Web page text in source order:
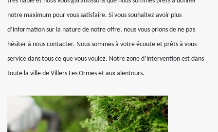
notre maximum pour vous satisfaire. Si vous souhaitez avoir plus
d’information sur la nature de notre offre, nous vous prions de ne pas
hésiter à nous contacter. Nous sommes à votre écoute et prêts à vous
service dans tous ce que vous voulez. Notre zone d’intervention est dans
toute la ville de Villers Les Ormes et aux alentours.